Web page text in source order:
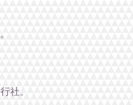
社。